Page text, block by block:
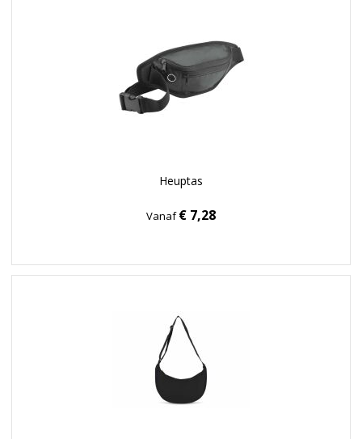
Heuptas
Vanaf€ 7,28